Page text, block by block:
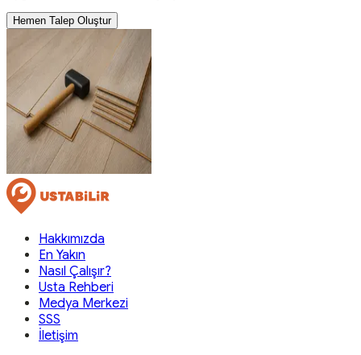
Hemen Talep Oluştur
Hakkımızda
En Yakın
Nasıl Çalışır?
Usta Rehberi
Medya Merkezi
SSS
İletişim